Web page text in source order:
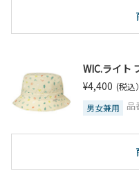
WIC.ライト
¥4,400 (税込）
男女兼用
品